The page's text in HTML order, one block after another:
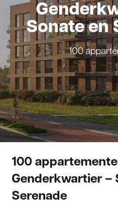
Sonate en
100
100
Genderkwartier –
Serenade